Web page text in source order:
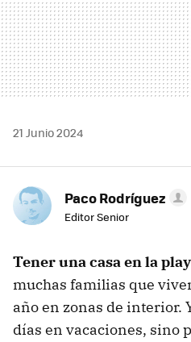
21 Junio 2024
Paco Rodríguez
Editor Senior
Tener una casa en la
muchas familias que
año en zonas de interior.
días en vacaciones, sino